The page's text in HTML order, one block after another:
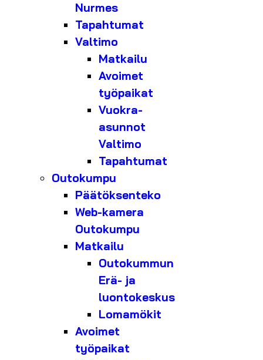
Nurmes
Tapahtumat
Valtimo
Matkailu
Avoimet
työpaikat
Vuokra-
asunnot
Valtimo
Tapahtumat
Outokumpu
Päätöksenteko
Web-kamera
Outokumpu
Matkailu
Outokummun
Erä- ja
luontokeskus
Lomamökit
Avoimet
työpaikat